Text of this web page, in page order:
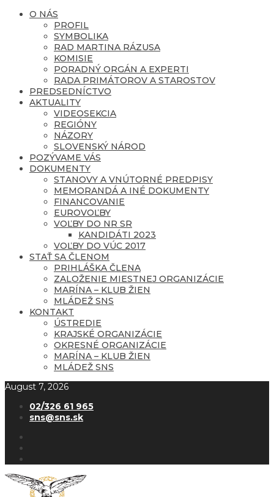
O NÁS
PROFIL
SYMBOLIKA
RAD MARTINA RÁZUSA
KOMISIE
PORADNÝ ORGÁN A EXPERTI
RADA PRIMÁTOROV A STAROSTOV
PREDSEDNÍCTVO
AKTUALITY
VIDEOSEKCIA
REGIÓNY
NÁZORY
SLOVENSKÝ NÁROD
POZÝVAME VÁS
DOKUMENTY
STANOVY A VNÚTORNÉ PREDPISY
MEMORANDÁ A INÉ DOKUMENTY
FINANCOVANIE
EUROVOĽBY
VOĽBY DO NR SR
KANDIDÁTI 2023
VOĽBY DO VÚC 2017
STAŤ SA ČLENOM
PRIHLÁŠKA ČLENA
ZALOŽENIE MIESTNEJ ORGANIZÁCIE
MARÍNA – KLUB ŽIEN
MLÁDEŽ SNS
KONTAKT
ÚSTREDIE
KRAJSKÉ ORGANIZÁCIE
OKRESNÉ ORGANIZÁCIE
MARÍNA – KLUB ŽIEN
MLÁDEŽ SNS
August 7, 2026
02/326 61 965
sns@sns.sk